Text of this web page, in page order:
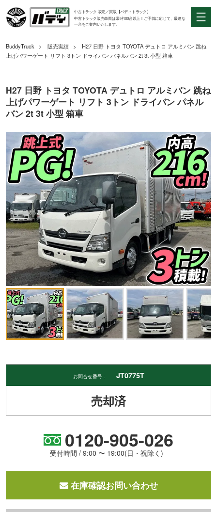
中古トラック 販売／買取【バディトラック】
中古トラック販売車両は常時100台以上！ご予算に応じて、最適な
一台をご案内いたします。
BuddyTruck 販売実績
H27 日野 トヨタ TOYOTA デュトロ アルミバン 跳ね
上げパワーゲート リフト 3トン ドライバン パネルバン 2t 3t 小型 箱車
H27 日野 トヨタ TOYOTA デュトロ アルミバン 跳ね
上げパワーゲート リフト 3トン ドライバン パネル
バン 2t 3t 小型 箱車
お問合せ番号 : JT0775T
売却済
0120-905-026
受付時間 / 9:00 〜 19:00(日・祝除く)
在庫確認お問い合わせ